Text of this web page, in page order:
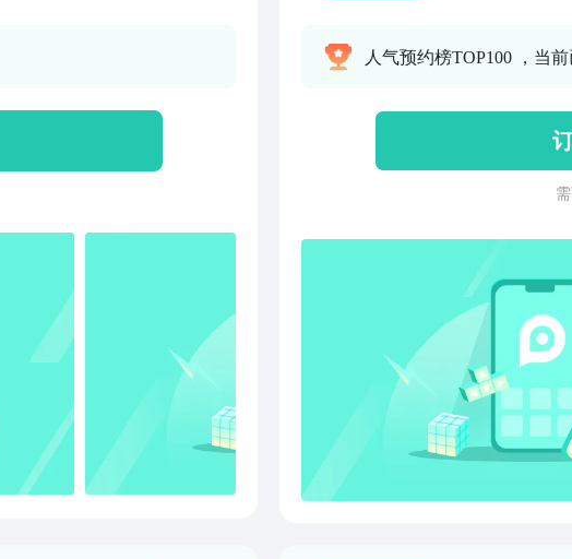
时结束前，完成所有的连
人气预约榜TOP100 ，当
需